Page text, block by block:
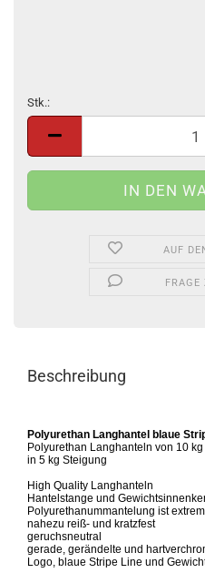
Stk.:
Stk.
AUF
FRAGE
Beschreibung
Polyurethan Langhantel blaue
Polyurethan Langhanteln von 10
in 5 kg Steigung
High Quality Langhanteln
Hantelstange und
Polyurethanummantelung ist
nahezu reiß- und kratzfest
geruchsneutral
gerade, gerändelte und
Logo, blaue Stripe Line und